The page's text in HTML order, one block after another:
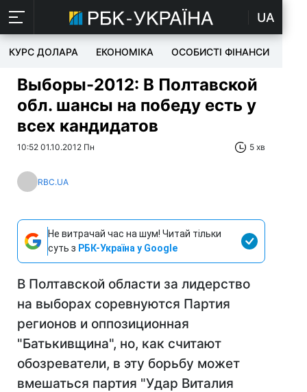
UA
КУРС ДОЛАРА ЕКОНОМІКА ОСОБИСТІ ФІНАНСИ
Выборы-2012: В Полтавской
обл. шансы на победу есть у
всех кандидатов
10:52 01.10.2012 Пн 5 хв
RBC.UA
Не витрачай час на шум! Читай тільки
суть з РБК-Україна у Google
В Полтавской области за лидерство
на выборах соревнуются Партия
регионов и оппозиционная
"Батькивщина", но, как считают
обозреватели, в эту борьбу может
вмешаться партия "Удар Виталия